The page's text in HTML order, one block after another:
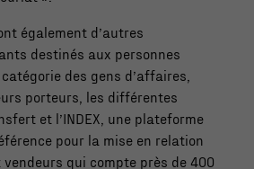
également d’autres
destinés aux personnes
des gens d’affaires,
porteurs, les différentes
et l’INDEX, une plateforme
pour la mise en relation
qui compte près de 400